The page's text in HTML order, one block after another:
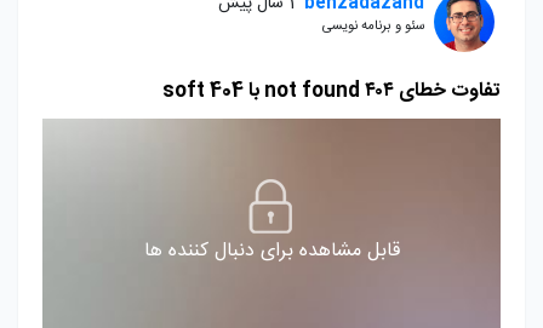
سئو و برنامه نویسی
تفاوت خطای ۴۰۴ not found با soft 404
قابل مشاهده برای دنبال کننده ها